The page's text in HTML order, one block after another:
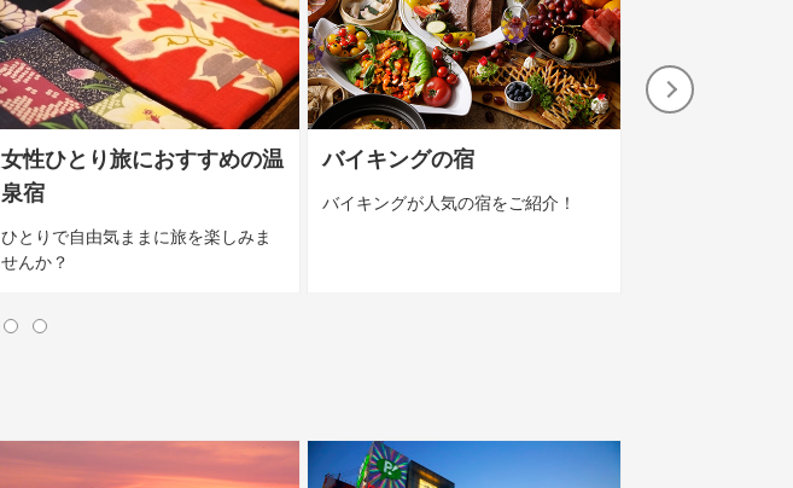
女性ひとり旅におすすめの温
泉宿
ひとりで自由気ままに旅を楽しみま
せんか？
バイキングの宿
バイキングが人気の宿をご紹介！